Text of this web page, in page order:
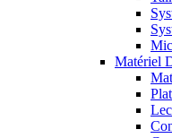
Matériel